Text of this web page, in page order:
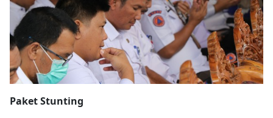
Paket Stunting